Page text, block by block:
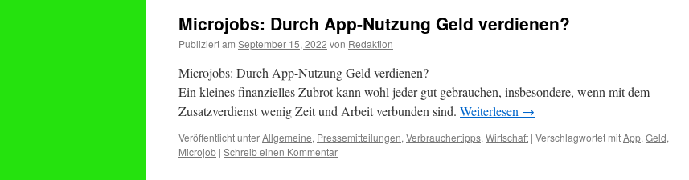
Microjobs: Durch App-Nutzung Geld verdienen?
Publiziert am September 15, 2022 von Redaktion
Microjobs: Durch App-Nutzung Geld verdienen?
Ein kleines finanzielles Zubrot kann wohl jeder gut gebrauchen, insbesondere, wenn mit dem
Zusatzverdienst wenig Zeit und Arbeit verbunden sind. Weiterlesen →
Veröffentlicht unterAllgemeine, Pressemitteilungen, Verbrauchertipps, Wirtschaft | Verschlagwortet mitApp, Geld,
Microjob | Schreib einen Kommentar